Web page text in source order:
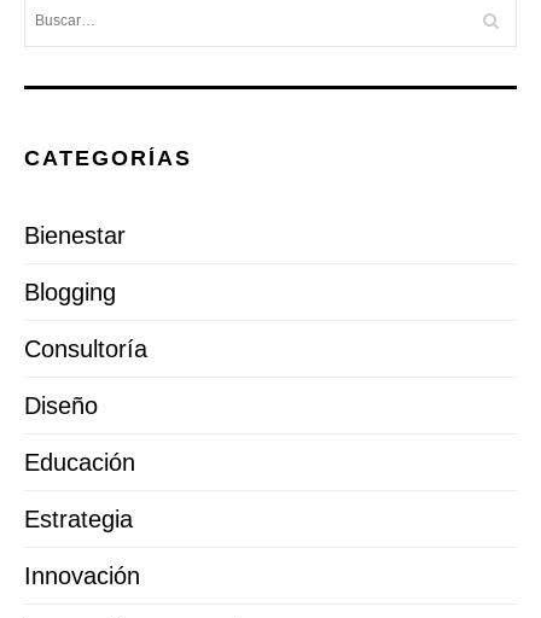
CATEGORÍAS
Bienestar
Blogging
Consultoría
Diseño
Educación
Estrategia
Innovación